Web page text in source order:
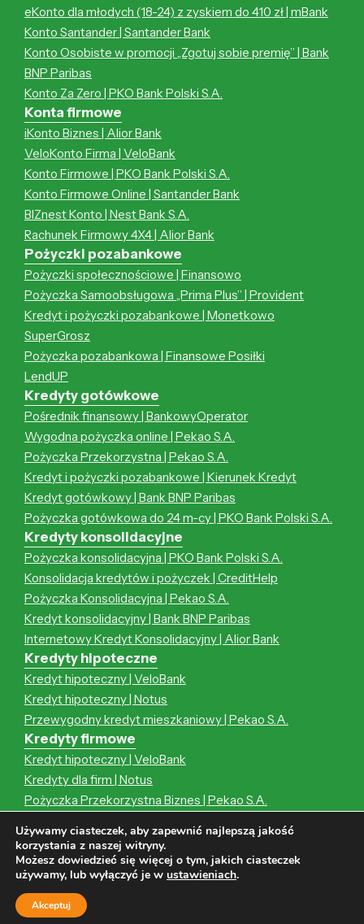
eKonto dla młodych (18-24) z zyskiem do 410 zł | mBank
Konto Santander | Santander Bank
Konto Osobiste w promocji „Zgotuj sobie premię” | Bank
BNP Paribas
Konto Za Zero | PKO Bank Polski S.A.
Konta firmowe
iKonto Biznes | Alior Bank
VeloKonto Firma | VeloBank
Konto Firmowe | PKO Bank Polski S.A.
Konto Firmowe Online | Santander Bank
BIZnest Konto | Nest Bank S.A.
Rachunek Firmowy 4X4 | Alior Bank
Pożyczki pozabankowe
Pożyczki społecznościowe | Finansowo
Pożyczka Samoobsługowa „Prima Plus” | Provident
Kredyt i pożyczki pozabankowe | Monetkowo
SuperGrosz
Pożyczka pozabankowa | Finansowe Posiłki
LendUP
Kredyty gotówkowe
Pośrednik finansowy | BankowyOperator
Wygodna pożyczka online | Pekao S.A.
Pożyczka Przekorzystna | Pekao S.A.
Kredyt i pożyczki pozabankowe | Kierunek Kredyt
Kredyt gotówkowy | Bank BNP Paribas
Pożyczka gotówkowa do 24 m-cy | PKO Bank Polski S.A.
Kredyty konsolidacyjne
Pożyczka konsolidacyjna | PKO Bank Polski S.A.
Konsolidacja kredytów i pożyczek | CreditHelp
Pożyczka Konsolidacyjna | Pekao S.A.
Kredyt konsolidacyjny | Bank BNP Paribas
Internetowy Kredyt Konsolidacyjny | Alior Bank
Kredyty hipoteczne
Kredyt hipoteczny | VeloBank
Kredyt hipoteczny | Notus
Przewygodny kredyt mieszkaniowy | Pekao S.A.
Kredyty firmowe
Kredyt hipoteczny | VeloBank
Kredyty dla firm | Notus
Pożyczka Przekorzystna Biznes | Pekao S.A.
Przewygodny kredyt mieszkaniowy | Pekao S.A.
Wszystkie prawa zastrzeżone | Strona zawiera linki afiliacyjne |
Wykonanie strony:
Używamy ciasteczek, aby zapewnić najlepszą jakość
korzystania z naszej witryny.
Możesz dowiedzieć się więcej o tym, jakich ciasteczek
używamy, lub wyłączyć je w ustawieniach.
Akceptuj